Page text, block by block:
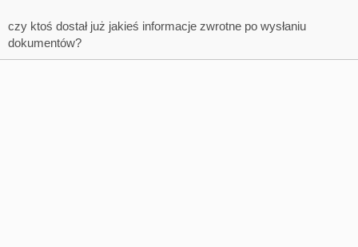
czy ktoś dostał już jakieś informacje zwrotne po wysłaniu
dokumentów?